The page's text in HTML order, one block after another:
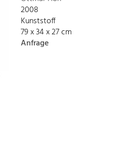
2008
Kunststoff
79 x 34 x 27 cm
Anfrage